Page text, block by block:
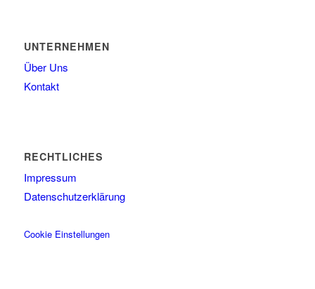
UNTERNEHMEN
Über Uns
Kontakt
RECHTLICHES
Impressum
Datenschutzerklärung
Cookie Einstellungen